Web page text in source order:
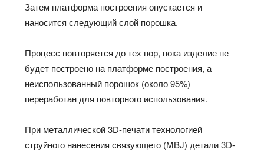
Затем платформа построения опускается и
наносится следующий слой порошка.
Процесс повторяется до тех пор, пока изделие не
будет построено на платформе построения, а
неиспользованный порошок (около 95%)
переработан для повторного использования.
При металлической 3D-печати технологией
струйного нанесения связующего (MBJ) детали 3D-